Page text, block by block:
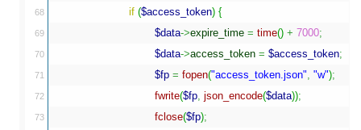
68
69
70
71
72
73
if ($access_token) {
$data->expire_time = time() + 7000;
$data->access_token = $access_token;
$fp = fopen("access_token.json" "w");
fwrite($fp json_encode($data));
fclose($fp);